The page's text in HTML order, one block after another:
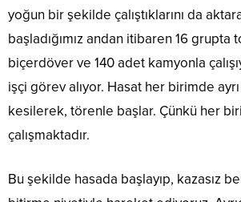
yoğun bir şekilde çalıştıklarını da
başladığımız andan itibaren 16 grupta
biçerdöver ve 140 adet kamyonla
işçi görev alıyor. Hasat her birimde
kesilerek, törenle başlar. Çünkü her
çalışmaktadır.
Bu şekilde hasada başlayıp, kazasız